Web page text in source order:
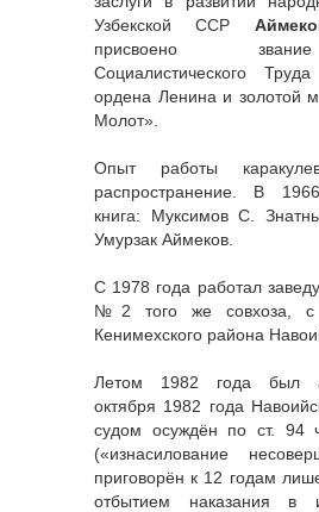
Узбекской ССР
присвоено
Социалистического
ордена Ленина и золотой
Молот».
Опыт работы
распространение. В
книга: Муксимов С.
Умурзак Аймеков.
С 1978 года работал
№2 того же совхоза,
Кенимехского района
Летом 1982 года был
октября 1982 года
судом осуждён по ст.
(«изнасилование
приговорён к 12 годам
отбытием наказания в